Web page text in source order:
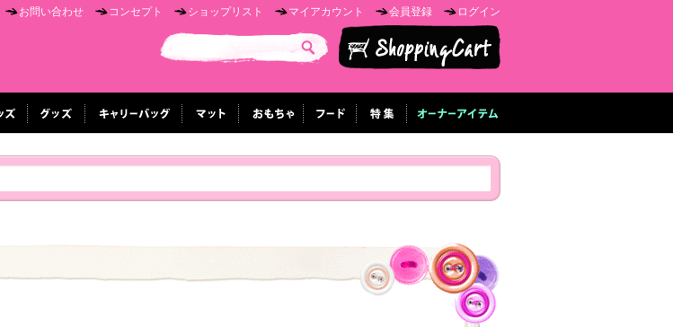
ログイン
会員登録
マイアカウント
ショップリスト
コンセプト
お問い合わせ